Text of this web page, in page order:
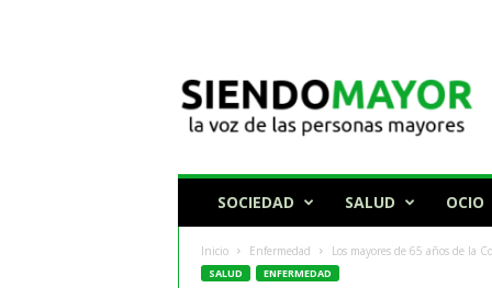
SOCIEDAD SALUD OCIO
Inicio Enfermedad Los mayores de 65 años de la
SALUD ENFERMEDAD